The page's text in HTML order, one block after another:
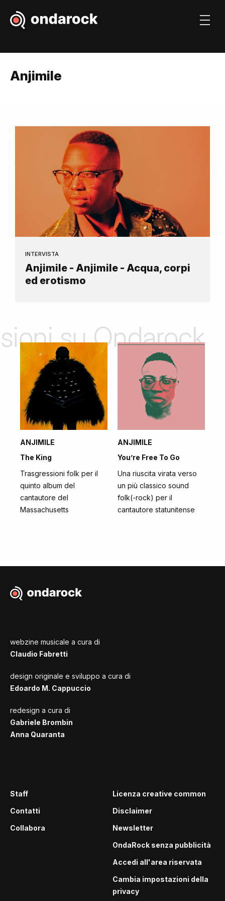
Anjimile
INTERVISTA
Anjimile - Anjimile - Acqua, corpi
ed erotismo
su Ondarock
ANJIMILE
The King
Trasgressioni folk per il
quinto album del
cantautore del
Massachusetts
ANJIMILE
You’re Free To Go
Una riuscita virata verso
un più classico sound
folk(-rock) per il
cantautore statunitense
webzine musicale a cura di
Claudio Fabretti
design originale e sviluppo a cura di
Edoardo M. Cappuccio
redesign a cura di
Gabriele Brombin
Anna Quaranta
Staff
Contatti
Collabora
Licenza creative common
Disclaimer
Newsletter
OndaRock senza pubblicità
Accedi all'area riservata
Cambia impostazioni della
privacy